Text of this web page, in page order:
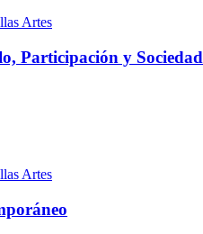
Artes
Participación y Sociedad
Artes